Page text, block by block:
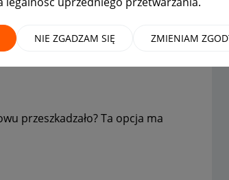
NIE ZGADZAM SIĘ ZMIENIAM
ROZWIĄZANIE!
przeszkadzało? Ta opcja ma